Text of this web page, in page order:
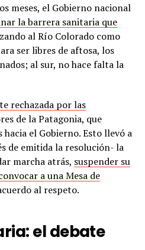
meses, el Gobierno nacional
la barrera sanitaria que
al Río Colorado como
ser libres de aftosa, los
al sur, no hace falta la
rechazada por las
de la Patagonia, que
el Gobierno. Esto llevó a
de emitida la resolución- la
marcha atrás, suspender su
a una Mesa de
al respeto.
el debate